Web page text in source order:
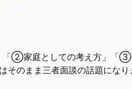
②家庭としての考え方」「③
そのまま三者面談の話題にな